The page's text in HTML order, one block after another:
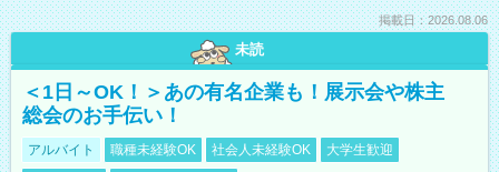
掲載日：2026.08.06
未読
＜1日～OK！＞あの有名企業も！展示会や株主
総会のお手伝い！
アルバイト 職種未経験OK 社会人未経験OK
大学生歓迎